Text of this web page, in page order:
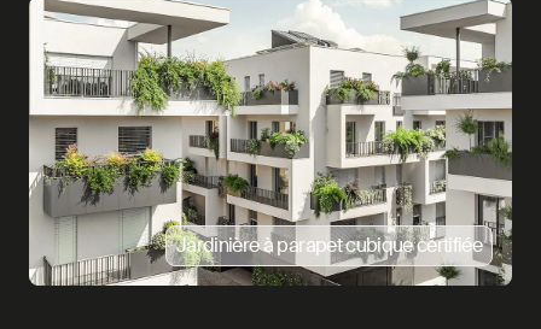
Jardinière à parapet cubique certifiée